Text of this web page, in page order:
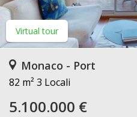
Virtual tour
Monaco - Port
82 m² 3 Locali
5.100.000 €